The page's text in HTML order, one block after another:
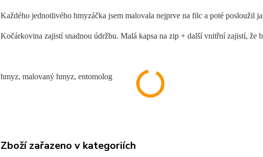
Každého jednotlivého hmyzáčka jsem malovala nejprve na filc a poté posloužil
Kočárkovina zajistí snadnou údržbu. Malá kapsa na zip + další vnitřní zajistí, že
hmyz, malovaný hmyz, entomolog
Zboží zařazeno v kategoriích